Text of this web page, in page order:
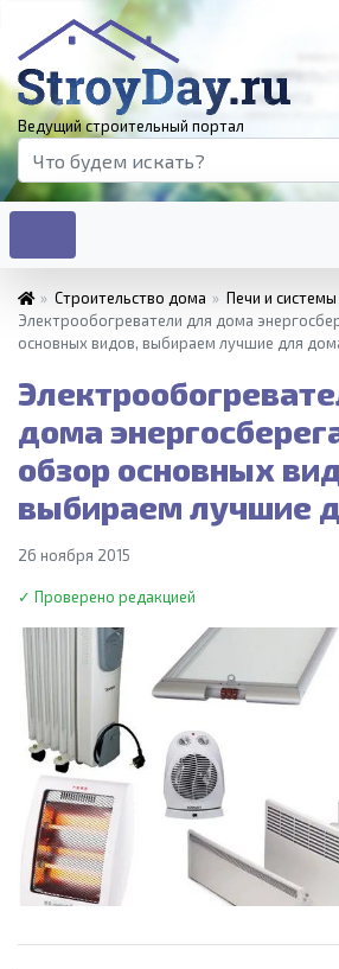
Ведущий строительный портал
» Строительство дома » Печи и
Электрообогреватели для дома
основных видов, выбираем лучшие для
дома
обзор основных
выбираем лучшие
26 ноября 2015
✓ Проверено редакцией